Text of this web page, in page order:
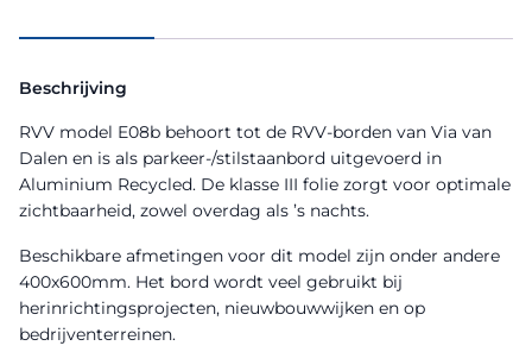
Beschrijving
RVV model E08b behoort tot de RVV-borden van Via van
Dalen en is als parkeer-/stilstaanbord uitgevoerd in
Aluminium Recycled. De klasse III folie zorgt voor optimale
zichtbaarheid, zowel overdag als ’s nachts.
Beschikbare afmetingen voor dit model zijn onder andere
400x600mm. Het bord wordt veel gebruikt bij
herinrichtingsprojecten, nieuwbouwwijken en op
bedrijventerreinen.